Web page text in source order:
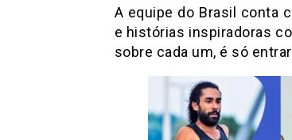
A equipe do Brasil conta
e histórias inspiradoras
sobre cada um, é só entrar